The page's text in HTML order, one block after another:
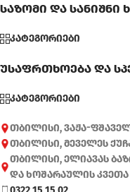
საზომი და სანიშნი
კატეგორიები
უსაფრთხოება და
კატეგორიები
თბილისი, ვაჟა-
თბილისი, მეველეს
თბილისი, ელიავას
და ხოშარაულის კვეთა